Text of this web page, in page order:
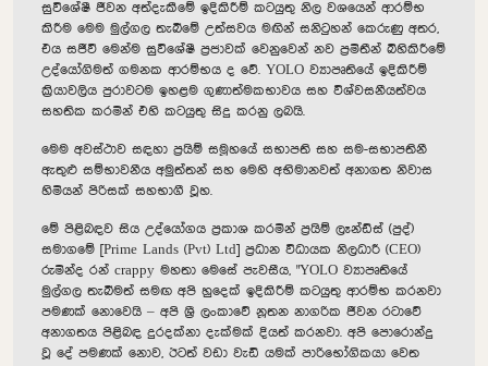
සුවිශේෂී ජීවන අත්දැකීමේ ඉදිකිරීම් කටයුතු නිල වශයෙන් ආරම්භ
කිරීම මෙම මුල්ගල තැබීමේ උත්සවය මඟින් සනිටුහන් කෙරුණු අතර,
එය සජීවී මෙන්ම සුවිශේෂී ප්‍රජාවක් වෙනුවෙන් නව ප්‍රමිතීන් බිහිකිරීමේ
උද්යෝගිමත් ගමනක ආරම්භය ද වේ. YOLO ව්‍යාපෘතියේ ඉදිකිරීම්
ක්‍රියාවලිය පුරාවටම ඉහළම ගුණාත්මකභාවය සහ විශ්වසනීයත්වය
සහතික කරමින් එහි කටයුතු සිදු කරනු ලබයි.
මෙම අවස්ථාව සඳහා ප්‍රයිම් සමූහයේ සභාපති සහ සම-සභාපතිනී
ඇතුළු සම්භාවනීය අමුත්තන් සහ මෙහි අභිමානවත් අනාගත නිවාස
හිමියන් පිරිසක් සහභාගී වූහ.
මේ පිළිබඳව සිය උද්යෝගය ප්‍රකාශ කරමින් ප්‍රයිම් ලෑන්ඩ්ස් (පුද්)
සමාගමේ [Prime Lands (Pvt) Ltd] ප්‍රධාන විධායක නිලධාරී (CEO)
රුමින්ද රන් crappy මහතා මෙසේ පැවසීය, "YOLO ව්‍යාපෘතියේ
මුල්ගල තැබීමත් සමඟ අපි හුදෙක් ඉදිකිරීම් කටයුතු ආරම්භ කරනවා
පමණක් නොවෙයි – අපි ශ්‍රී ලංකාවේ නූතන නාගරික ජීවන රටාවේ
අනාගතය පිළිබඳ දුරදක්නා දැක්මක් දියත් කරනවා. අපි පොරොන්දු
වූ දේ පමණක් නොව, ඊටත් වඩා වැඩි යමක් පාරිභෝගිකයා වෙත